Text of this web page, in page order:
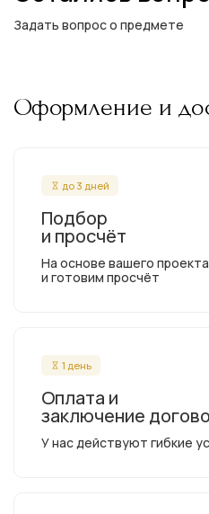
Задать вопрос о предмете
Оформление и
до 3 дней
Подбор
и просчёт
На основе вашего
и готовим просчёт
1 день
Оплата и
заключение
У нас действуют гибкие